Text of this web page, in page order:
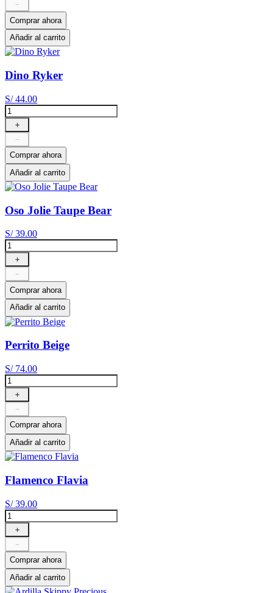
－
Comprar ahora
Añadir al carrito
Dino Ryker
S/ 44.00
＋
－
Comprar ahora
Añadir al carrito
Oso Jolie Taupe Bear
S/ 39.00
＋
－
Comprar ahora
Añadir al carrito
Perrito Beige
S/ 74.00
＋
－
Comprar ahora
Añadir al carrito
Flamenco Flavia
S/ 39.00
＋
－
Comprar ahora
Añadir al carrito